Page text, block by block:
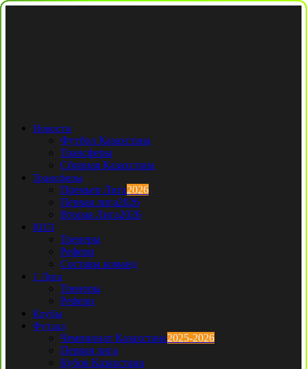
Новости
Футбол Казахстана
Трансферы
Сборная Казахстана
Трансферы
Премьер Лига2026
Первая лига2026
Вторая Лига2026
КПЛ
Тренеры
Рефери
Составы команд
1 Лига
Тренеры
Рефери
Клубы
Футзал
Чемпионат Казахстана2025-2026
Первая лига
Кубок Казахстана